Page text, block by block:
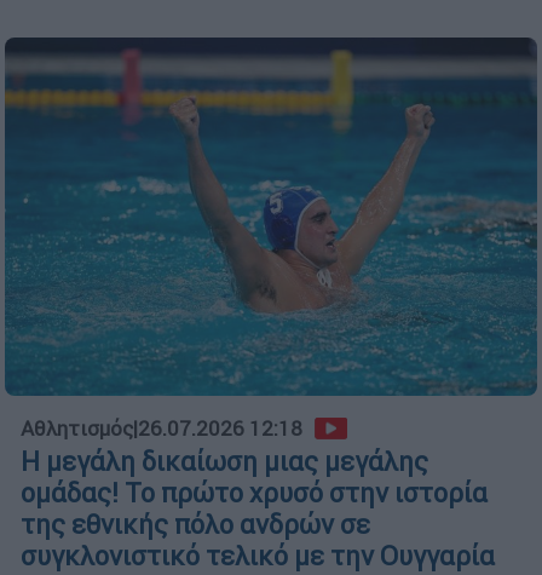
Αθλητισμός|26.07.2026 12:18
Η μεγάλη δικαίωση μιας μεγάλης
ομάδας! Το πρώτο χρυσό στην ιστορία
της εθνικής πόλο ανδρών σε
συγκλονιστικό τελικό με την Ουγγαρία